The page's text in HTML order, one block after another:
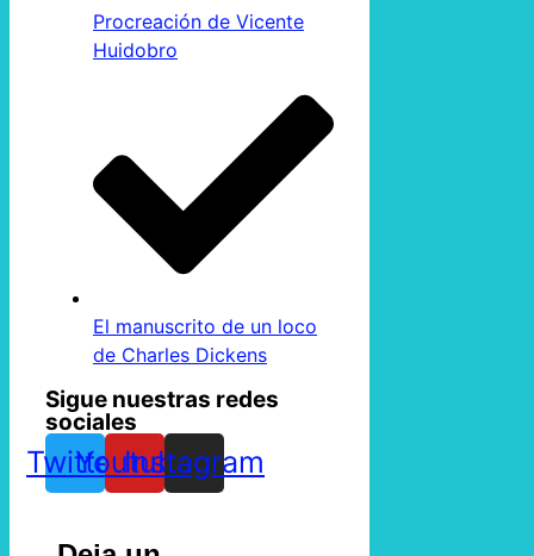
Procreación de Vicente
Huidobro
El manuscrito de un loco
de Charles Dickens
Sigue nuestras redes
sociales
TwitterYoutube
Instagram